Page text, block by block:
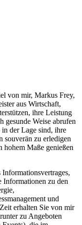
von mir, Markus Frey,
aus Wirtschaft,
ihre Leistung
gesunde Weise abrufen
in der Lage sind, ihre
souverän zu erledigen
hohem Maße genießen
Informationen zu den
und
erhalten Sie von mir
zu Angeboten